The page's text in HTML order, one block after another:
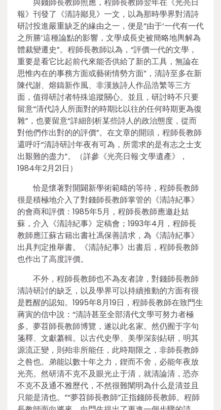
報》刊發了《清詩鄙見》一文，以為那時學界對清詩
研討投進嚴重缺乏的緣由之一，便是“由于‘一代有一代
之所勝’這種論點的影響，文學成長史被簡略地輿解為
體裁變遷史”。程師長教師以為，“評價一代的文學，
重要是看它比起前代來能否供給了新的工具，無論在
思惟內在的事務方面或藝術情勢方面”，清詩至多在新
陳代謝、熔鑄新作風、非漢族詩人作品浩繁等三方
面，值得研討者特殊追蹤關心。並且，研討時不只要
留意“清代詩人所面對的時期比以往的任何時期更為復
雜”，也要留意“詳細剖析某些詩人的政治態度，從而
對他們作出對的的評價”。在文章的開頭，程師長教師
還呼吁“清詩研討年夜有可為，所需求的是有志之士支
出艱難的盡力”。（詳參《光亮日報·文學遺產》，
1984年2月21日）
恰是懷著對開闢新學術範疇的等待，程師長教師
很是積極地介入了對錢師長教師掌管的《清詩紀事》
的會商和評價：1985年5月，程師長教師應邀赴姑
蘇，介入《清詩紀事》定稿會；1993年4月，程師長
教師應江蘇古籍出書社馮保善請求，為《清詩紀事》
出具判定推舉書。《清詩紀事》出書后，程師長教師
也作出了高度評價。
不外，程師長教師也不為友者諱，對錢師長教師
清詩研討的缺乏，以及學界可以持續推動的方面有很
是甦醒的認知。1995年8月19日，程師長教師在致門生
蔣寅的信中說：“清詩甚至全部清代文學可努力者極
多。夢苕師長教師博覽，遂以此名家。然仍囿于字句
箋釋、文獻纂輯。以古代史學、美學深刻鉆研，明其
源流正變，則殆非所能任，此時期限之，非師長教師
之咎也。弟能以數十年之力，鍥而不舍，必能年夜放
光亮。然研清不克不及眼光止于清，就清論清，恐亦
不克不及通不雅歷代，不然很難闡明為什么是清並且
只能是清也。”“夢苕師長教師”正指錢師長教師。程師